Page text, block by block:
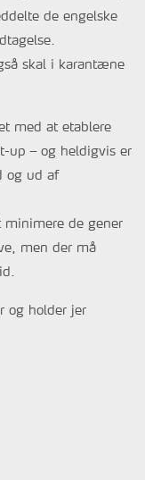
de engelske
skal i karantæne
med at etablere
up – og heldigvis er
og ud af
de gener
men der må
og holder jer